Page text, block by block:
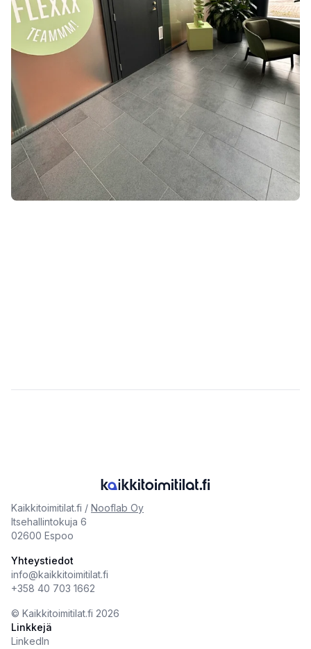
Kaikkitoimitilat.fi / Nooflab Oy
Itsehallintokuja 6
02600 Espoo
Yhteystiedot
info@kaikkitoimitilat.fi
+358 40 703 1662
©️ Kaikkitoimitilat.fi 2026
Linkkejä
LinkedIn